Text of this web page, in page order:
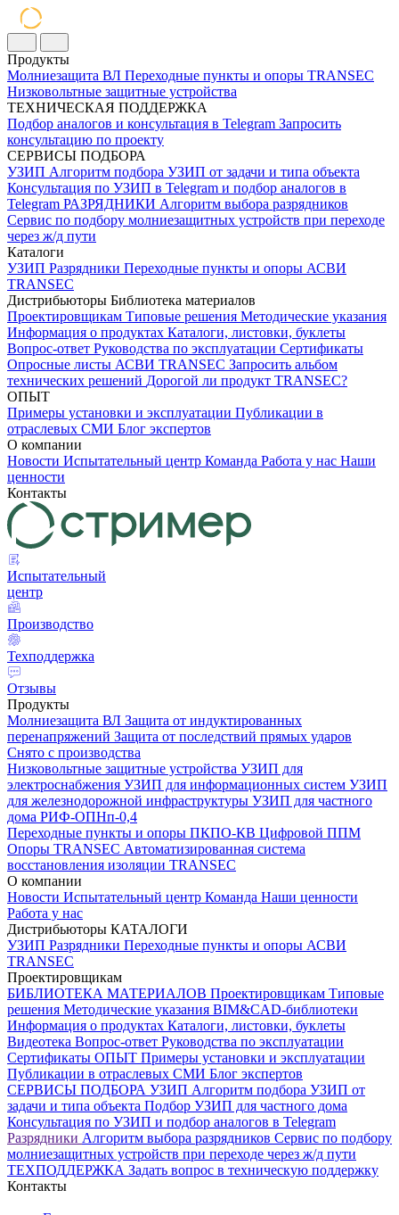
Продукты
Молниезащита ВЛ Переходные пункты и опоры TRANSEC
Низковольтные защитные устройства
ТЕХНИЧЕСКАЯ ПОДДЕРЖКА
Подбор аналогов и консультация в Telegram Запросить
консультацию по проекту
СЕРВИСЫ ПОДБОРА
УЗИП Алгоритм подбора УЗИП от задачи и типа объекта
Консультация по УЗИП в Telegram и подбор аналогов в
Telegram РАЗРЯДНИКИ Алгоритм выбора разрядников
Сервис по подбору молниезащитных устройств при переходе
через ж/д пути
Каталоги
УЗИП Разрядники Переходные пункты и опоры АСВИ
TRANSEC
Дистрибьюторы Библиотека материалов
Проектировщикам Типовые решения Методические указания
Информация о продуктах Каталоги, листовки, буклеты
Вопрос-ответ Руководства по эксплуатации Сертификаты
Опросные листы АСВИ TRANSEC Запросить альбом
технических решений Дорогой ли продукт TRANSEC?
ОПЫТ
Примеры установки и эксплуатации Публикации в
отраслевых СМИ Блог экспертов
О компании
Новости Испытательный центр Команда Работа у нас Наши
ценности
Контакты
Испытательный
центр
Производство
Техподдержка
Отзывы
Продукты
Молниезащита ВЛ Защита от индуктированных
перенапряжений Защита от последствий прямых ударов
Снято с производства
Низковольтные защитные устройства УЗИП для
электроснабжения УЗИП для информационных систем УЗИП
для железнодорожной инфраструктуры УЗИП для частного
дома РИФ-ОПНп-0,4
Переходные пункты и опоры ПКПО-КВ Цифровой ППМ
Опоры TRANSEC Автоматизированная система
восстановления изоляции TRANSEC
О компании
Новости Испытательный центр Команда Наши ценности
Работа у нас
Дистрибьюторы КАТАЛОГИ
УЗИП Разрядники Переходные пункты и опоры АСВИ
TRANSEC
Проектировщикам
БИБЛИОТЕКА МАТЕРИАЛОВ Проектировщикам Типовые
решения Методические указания BIM&CAD-библиотеки
Информация о продуктах Каталоги, листовки, буклеты
Видеотека Вопрос-ответ Руководства по эксплуатации
Сертификаты ОПЫТ Примеры установки и эксплуатации
Публикации в отраслевых СМИ Блог экспертов
СЕРВИСЫ ПОДБОРА УЗИП Алгоритм подбора УЗИП от
задачи и типа объекта Подбор УЗИП для частного дома
Консультация по УЗИП и подбор аналогов в Telegram
Разрядники Алгоритм выбора разрядников Сервис по подбору
молниезащитных устройств при переходе через ж/д пути
ТЕХПОДДЕРЖКА Задать вопрос в техническую поддержку
Контакты